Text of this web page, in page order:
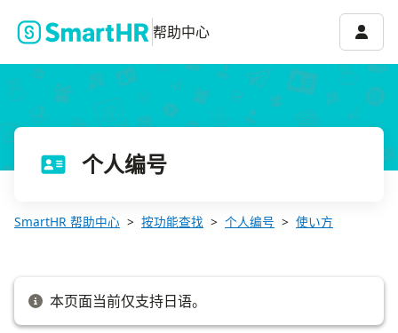
帮助中心 账号
个人编号
SmartHR 帮助中心 按功能查找 个人编号 使い方
本页面当前仅支持日语。